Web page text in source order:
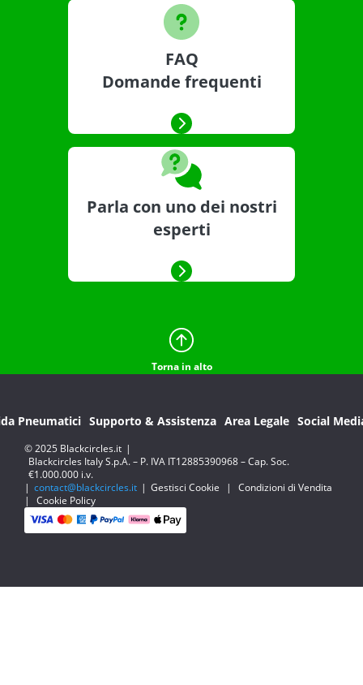
FAQ
Domande frequenti
Parla con uno dei nostri
esperti
Torna in alto
Pneumatici Supporto & Assistenza Area Legale Social
© 2025 Blackcircles.it |
Blackcircles Italy S.p.A. – P. IVA IT12885390968 – Cap. Soc.
€1.000.000 i.v.
| contact@blackcircles.it | Gestisci Cookie |
Condizioni di Vendita
|
Cookie Policy